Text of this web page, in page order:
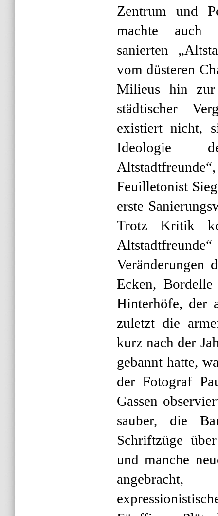
Zentrum und
machte auch
sanierten
vom düsteren
Milieus hin
städtischer
existiert nicht,
Ideologie
Feuilletonist
erste
Trotz Kritik
Veränderungen
Ecken,
Hinterhöfe, der
zuletzt die
kurz nach der
gebannt hatte,
der Fotograf
Gassen
sauber, die
Schriftzüge
und manche